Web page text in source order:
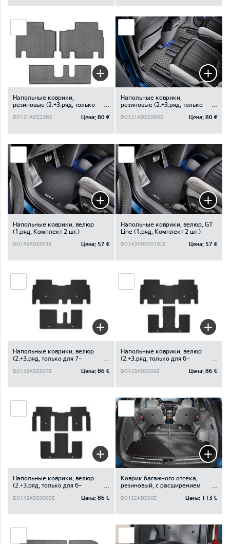
Напольные коврики,
резиновые (2.+3.ряд, только
неповоротного)
DO131ADE20R6 Цена: 80 €
Напольные коврики,
резиновые (2.+3.ряд, только
устройства)
DO131ADE20R6S Цена: 80 €
Напольные коврики, велюр
(1.ряд, Kомплект 2 шт.)
DO143ADE001E Цена: 57 €
Напольные коврики, велюр, GT
Line (1.ряд, Kомплект 2 шт.)
DO143ADE001GLE Цена: 57 €
Напольные коврики, велюр
(2.+3.ряд, только для 7-
DO143ADE007E Цена: 86 €
Напольные коврики, велюр
(2.+3.ряд, только для 6-
DO143ADE006E Цена: 86 €
Напольные коврики, велюр
(2.+3.ряд, только для 6-
устройства)
DO143ADE006SE Цена: 86 €
Коврик багажного отсека,
резиновый, с расширением
автомобилей)
DO122ADE00E Цена: 113 €